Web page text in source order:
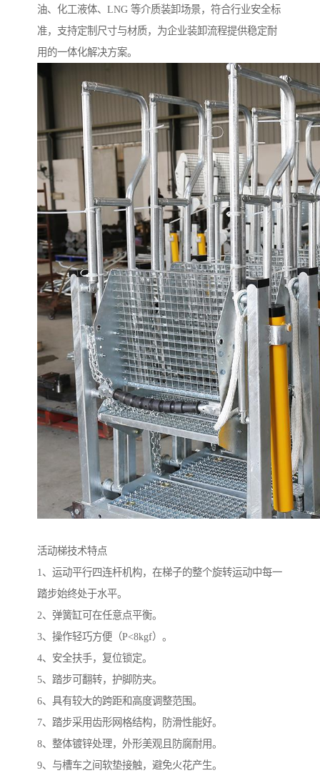
油、化工液体、LNG 等介质装卸场景，符合行业安全标
准，支持定制尺寸与材质，为企业装卸流程提供稳定耐
用的一体化解决方案。
活动梯技术特点
1、运动平行四连杆机构，在梯子的整个旋转运动中每一
踏步始终处于水平。
2、弹簧缸可在任意点平衡。
3、操作轻巧方便（P<8kgf）。
4、安全扶手，复位锁定。
5、踏步可翻转，护脚防夹。
6、具有较大的跨距和高度调整范围。
7、踏步采用齿形网格结构，防滑性能好。
8、整体镀锌处理，外形美观且防腐耐用。
9、与槽车之间软垫接触，避免火花产生。